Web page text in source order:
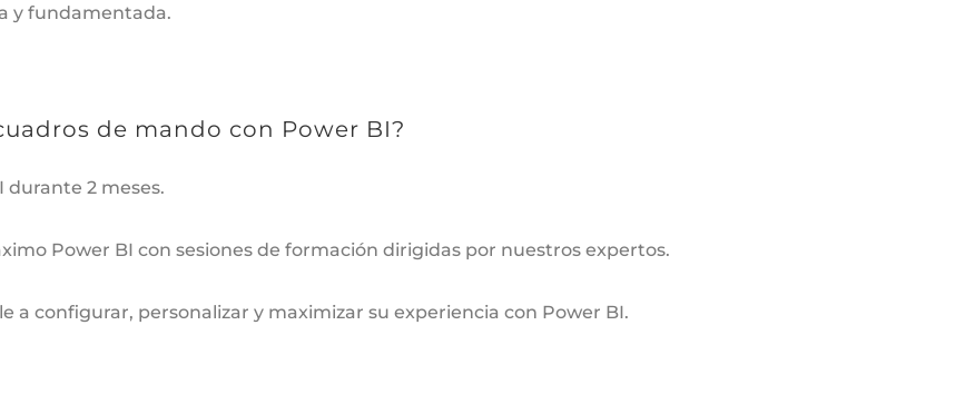
y fundamentada.
de mando con Power BI?
durante 2 meses.
Power BI con sesiones de formación dirigidas por nuestros expertos.
a configurar, personalizar y maximizar su experiencia con Power BI.